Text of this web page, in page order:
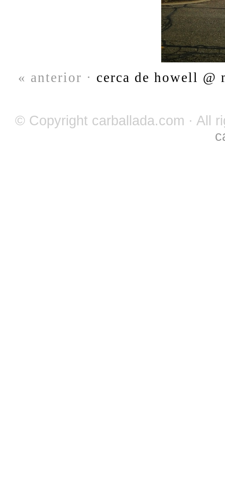
« anterior · cerca de howell
© Copyright carballada.com · All